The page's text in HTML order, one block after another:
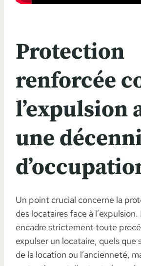
Protection
renforcée
l’expulsion
une
Un point crucial concerne la
des locataires face à
encadre strictement toute
expulser un locataire, quels que
de la location ou l’ancienneté,